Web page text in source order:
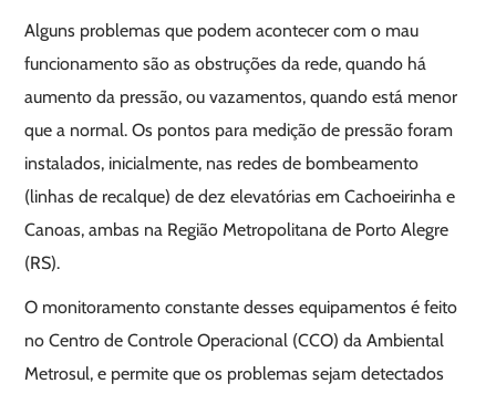
Alguns problemas que podem acontecer com o mau
funcionamento são as obstruções da rede, quando há
aumento da pressão, ou vazamentos, quando está menor
que a normal. Os pontos para medição de pressão foram
instalados, inicialmente, nas redes de bombeamento
(linhas de recalque) de dez elevatórias em Cachoeirinha e
Canoas, ambas na Região Metropolitana de Porto Alegre
(RS).
O monitoramento constante desses equipamentos é feito
no Centro de Controle Operacional (CCO) da Ambiental
Metrosul, e permite que os problemas sejam detectados